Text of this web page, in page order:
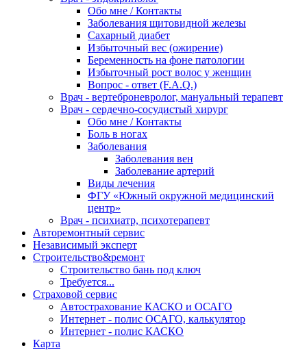
Обо мне / Контакты
Заболевания щитовидной железы
Сахарный диабет
Избыточный вес (ожирение)
Беременность на фоне патологии
Избыточный рост волос у женщин
Вопрос - ответ (F.A.Q.)
Врач - вертеброневролог, мануальный терапевт
Врач - сердечно-сосудистый хирург
Обо мне / Контакты
Боль в ногах
Заболевания
Заболевания вен
Заболевание артерий
Виды лечения
ФГУ «Южный окружной медицинский
центр»
Врач - психиатр, психотерапевт
Авторемонтный сервис
Независимый эксперт
Строительство&ремонт
Строительство бань под ключ
Требуется...
Страховой сервис
Автострахование КАСКО и ОСАГО
Интернет - полис ОСАГО, калькулятор
Интернет - полис КАСКО
Карта